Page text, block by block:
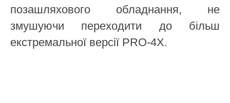
позашляхового обладнання, не
змушуючи переходити до більш
екстремальної версії PRO-4X.